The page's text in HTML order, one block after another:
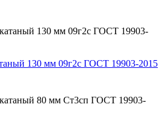
130 мм 09г2с ГОСТ 19903-2015